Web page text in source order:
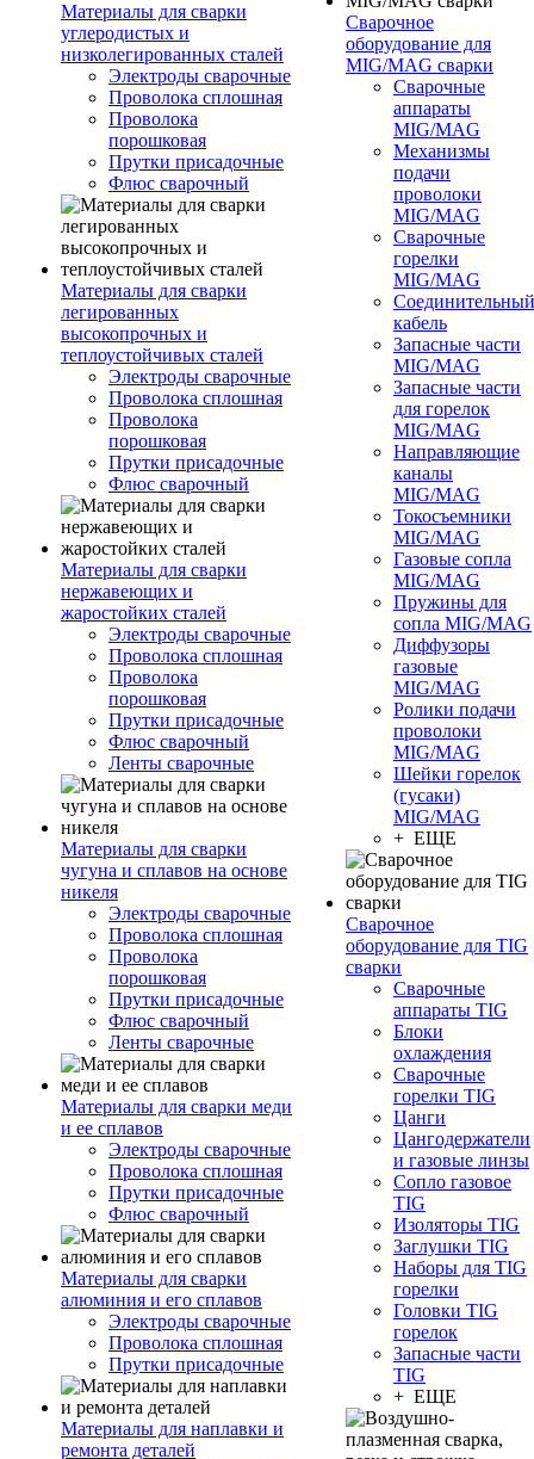
Материалы для сварки
углеродистых и
низколегированных сталей
Электроды сварочные
Проволока сплошная
Проволока
порошковая
Прутки присадочные
Флюс сварочный
Материалы для сварки
легированных
высокопрочных и
теплоустойчивых сталей
Электроды сварочные
Проволока сплошная
Проволока
порошковая
Прутки присадочные
Флюс сварочный
Материалы для сварки
нержавеющих и
жаростойких сталей
Электроды сварочные
Проволока сплошная
Проволока
порошковая
Прутки присадочные
Флюс сварочный
Ленты сварочные
Материалы для сварки
чугуна и сплавов на основе
никеля
Электроды сварочные
Проволока сплошная
Проволока
порошковая
Прутки присадочные
Флюс сварочный
Ленты сварочные
Материалы для сварки меди
и ее сплавов
Электроды сварочные
Проволока сплошная
Прутки присадочные
Флюс сварочный
Материалы для сварки
алюминия и его сплавов
Электроды сварочные
Проволока сплошная
Прутки присадочные
Материалы для наплавки и
ремонта деталей
Сварочное
оборудование для
MIG/MAG сварки
Сварочные
аппараты
MIG/MAG
Механизмы
подачи
проволоки
MIG/MAG
Сварочные
горелки
MIG/MAG
Соединительный
кабель
Запасные части
MIG/MAG
Запасные части
для горелок
MIG/MAG
Направляющие
каналы
MIG/MAG
Токосъемники
MIG/MAG
Газовые сопла
MIG/MAG
Пружины для
сопла MIG/MAG
Диффузоры
газовые
MIG/MAG
Ролики подачи
проволоки
MIG/MAG
Шейки горелок
(гусаки)
MIG/MAG
+ ЕЩЕ
Сварочное
оборудование для TIG
сварки
Сварочные
аппараты TIG
Блоки
охлаждения
Сварочные
горелки TIG
Цанги
Цангодержатели
и газовые линзы
Сопло газовое
TIG
Изоляторы TIG
Заглушки TIG
Наборы для TIG
горелки
Головки TIG
горелок
Запасные части
TIG
+ ЕЩЕ